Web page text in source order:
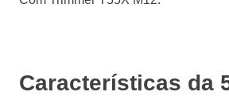
Características da